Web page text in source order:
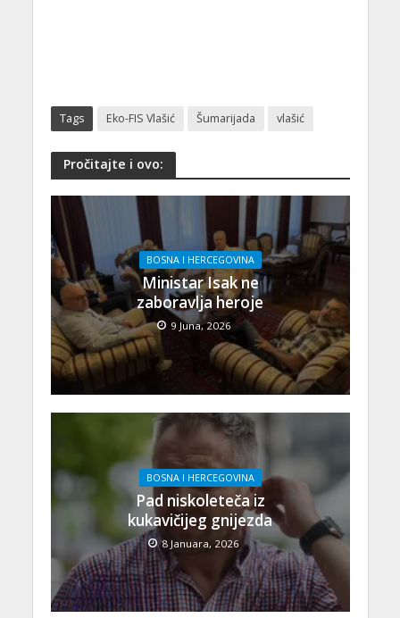
Tags Eko-FIS Vlašić Šumarijada vlašić
Pročitajte i ovo:
BOSNA I HERCEGOVINA
Ministar Isak ne
zaboravlja heroje
9 Juna, 2026
BOSNA I HERCEGOVINA
Pad niskoleteča iz
kukavičijeg gnijezda
8 Januara, 2026